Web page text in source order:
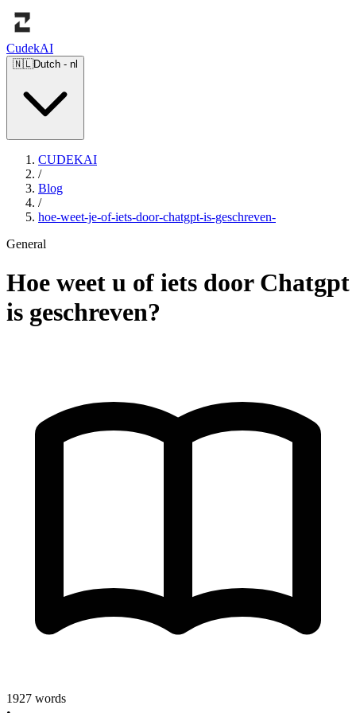
CudekAI
🇳🇱Dutch - nl
CUDEKAI
/
Blog
/
hoe-weet-je-of-iets-door-chatgpt-is-geschreven-
General
Hoe weet u of iets door Chatgpt
is geschreven?
1927 words